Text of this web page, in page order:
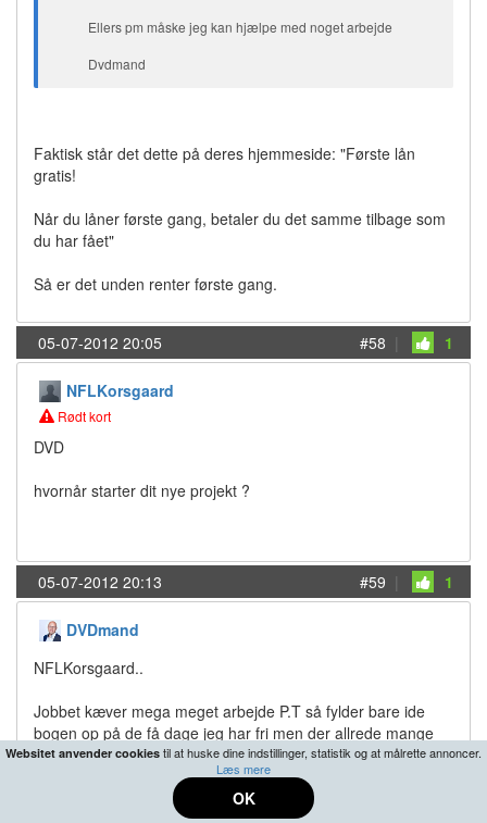
Ellers pm måske jeg kan hjælpe med noget arbejde
Dvdmand
Faktisk står det dette på deres hjemmeside: "Første lån
gratis!
Når du låner første gang, betaler du det samme tilbage som
du har fået"
Så er det unden renter første gang.
05-07-2012 20:05 #58 | 1
NFLKorsgaard
Rødt kort
DVD
hvornår starter dit nye projekt ?
05-07-2012 20:13 #59 | 1
DVDmand
NFLKorsgaard..
Jobbet kæver mega meget arbejde P.T så fylder bare ide
bogen op på de få dage jeg har fri men der allrede mange
gode ting...
men intet er glemt og der kommer snart lidt info.. det jo
Websitet anvender cookies til at huske dine indstillinger, statistik og at målrette annoncer.
Læs mere
OK